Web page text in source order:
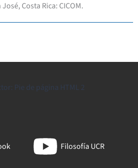
José, Costa Rica: CICOM.
Pie de página HTML 2
Filosofía UCR